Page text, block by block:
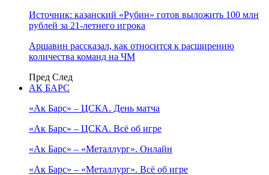
Источник: казанский «Рубин» готов выложить 100 млн
рублей за 21-летнего игрока
Аршавин рассказал, как относится к расширению
количества команд на ЧМ
Пред След
АК БАРС
«Ак Барс» – ЦСКА. День матча
«Ак Барс» – ЦСКА. Всё об игре
«Ак Барс» – «Металлург». Онлайн
«Ак Барс» – «Металлург». Всё об игре